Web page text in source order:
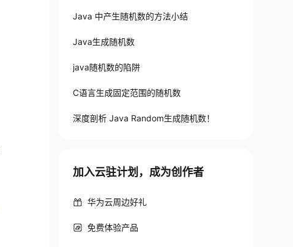
Java 中产生随机数的方法小结
Java生成随机数
java随机数的陷阱
C语言生成固定范围的随机数
深度剖析 Java Random生成随机数！
加入云驻计划，成为创作者
华为云周边好礼
免费体验产品